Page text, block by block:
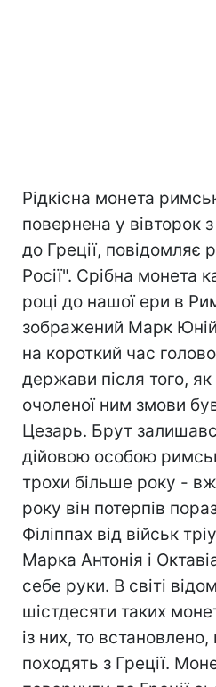
Рідкісна монета
повернена у вівторок
до Греції, повідомляє
Росії". Срібна монета
році до нашої ери в
зображений Марк
на короткий час
держави після того, як
очоленої ним змови
Цезарь. Брут
дійовою особою
трохи більше року -
року він потерпів
Філіппах від військ
Марка Антонія і
себе руки. В світі
шістдесяти таких
із них, то
походять з Греції.